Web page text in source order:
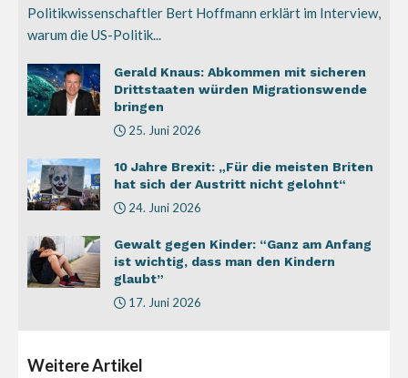
Politikwissenschaftler Bert Hoffmann erklärt im Interview,
warum die US-Politik...
Gerald Knaus: Abkommen mit sicheren
Drittstaaten würden Migrationswende
bringen
25. Juni 2026
10 Jahre Brexit: „Für die meisten Briten
hat sich der Austritt nicht gelohnt“
24. Juni 2026
Gewalt gegen Kinder: “Ganz am Anfang
ist wichtig, dass man den Kindern
glaubt”
17. Juni 2026
WeitereArtikel